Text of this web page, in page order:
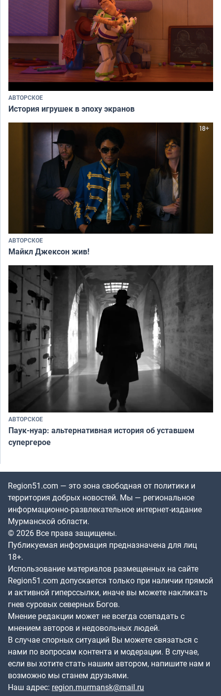
АВТОРСКОЕ
История игрушек в эпоху экранов
АВТОРСКОЕ
Майкл Джексон жив!
АВТОРСКОЕ
Паук-нуар: альтернативная история об уставшем
супергерое
Region51.com — это зона свободная от политики и
территория добрых новостей. Мы — региональное
информационно-развлекательное интернет-издание
Мурманской области.
© 2026 Все права защищены.
Публикуемая информация предназначена для лиц
18+.
Использование материалов размещенных на сайте
Region51.com допускается только при наличии прямой
и активной гиперссылки, иначе вы можете накликать
гнев суровых северных Богов.
Мнение редакции может не всегда совпадать с
мнением авторов и недовольных людей.
В случае спорных ситуаций Вы можете связаться с
нами по вопросам контента и модерации. В случае,
если вы хотите стать нашим автором, напишите нам и
возможно мы станем друзьями.
Наш адрес: region.murmansk@mail.ru